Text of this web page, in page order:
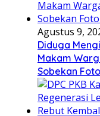
Agustus 9,
Diduga
Makam
Sobekan